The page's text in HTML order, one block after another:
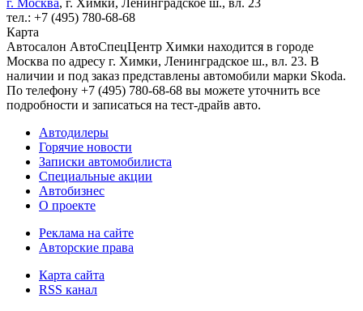
тел.: +7 (495) 780-68-68
Карта
Автосалон АвтоСпецЦентр Химки находится в городе
Москва по адресу г. Химки, Ленинградское ш., вл. 23. В
наличии и под заказ представлены автомобили марки Skoda.
По телефону +7 (495) 780-68-68 вы можете уточнить все
подробности и записаться на тест-драйв авто.
Автодилеры
Горячие новости
Записки автомобилиста
Специальные акции
Автобизнес
О проекте
Реклама на сайте
Авторские права
Карта сайта
RSS канал